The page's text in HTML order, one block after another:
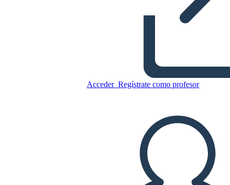
Acceder Regístrate como profesor
Plantilla de Línea de Tiempo
de Secuenciación